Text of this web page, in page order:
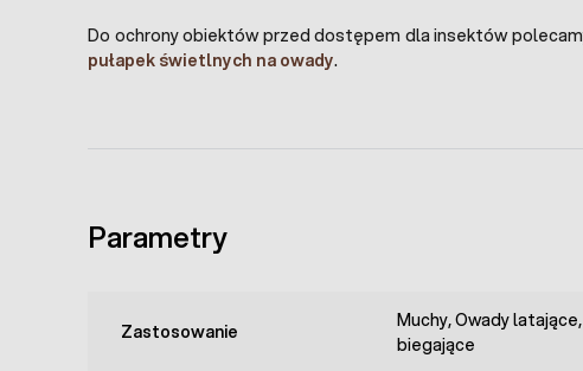
Do ochrony obiektów przed dostępem dla insektów
pułapek świetlnych na owady.
Parametry
Zastosowanie
Muchy, Owady
biegające